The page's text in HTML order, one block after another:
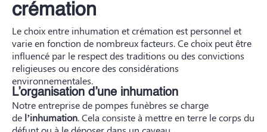
crémation
Le choix entre inhumation et crémation est personnel et
varie en fonction de nombreux facteurs. Ce choix peut être
influencé par le respect des traditions ou des convictions
religieuses ou encore des considérations
environnementales.
L’organisation d’une inhumation
Notre entreprise de pompes funèbres se charge
de l’inhumation. Cela consiste à mettre en terre le corps du